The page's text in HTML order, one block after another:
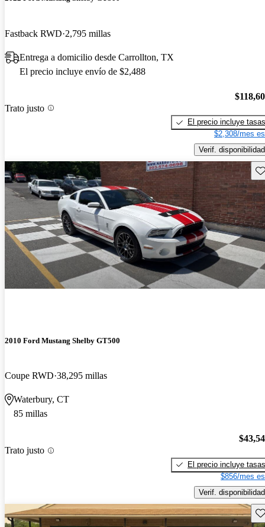
Fastback RWD 2,795 millas
Entrega a domicilio desde Carrollton, TX
El precio incluye envío de $2,488
Trato justo
El precio incluye tasas
$2,308/mes
Verif. disponibilidad
2010 Ford Mustang Shelby GT500
Coupe RWD 38,295 millas
Waterbury, CT
85 millas
Trato justo
El precio incluye tasas
$856/mes
Verif. disponibilidad